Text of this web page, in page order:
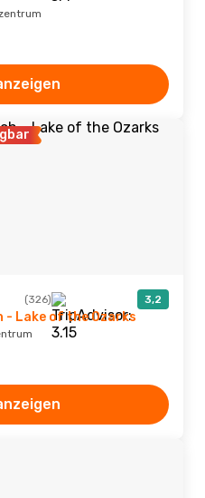
(326) 3,2
- Lake of the Ozarks